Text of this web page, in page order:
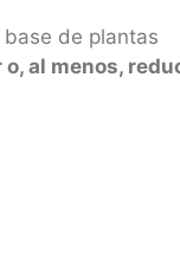
de plantas
al menos,